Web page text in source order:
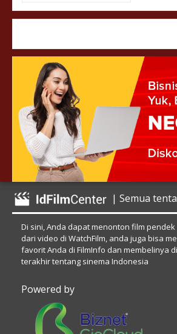
| Semua
Di sini, Anda dapat menonton film
dari video di WatchFilm, anda juga bisa
favorit Anda di FilmInfo dan membelinya
terakhir tentang sinema Indonesia
Powered by